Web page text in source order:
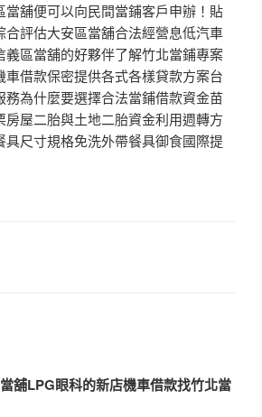
當舖便可以向民間當鋪客戶申辦！貼
合評估大安區當舖合法經營息低汽車
義區當舖的好夥伴了解竹北當鋪專案
車借款保密提供各式各樣貸款方案台
務為什麼要選擇合法當鋪借款資金苗
房屋二胎與土地二胎資金利用週轉方
具尺寸規格免洗外帶餐具御食國際提
舖LPG眼科的新店機車借款找竹北當